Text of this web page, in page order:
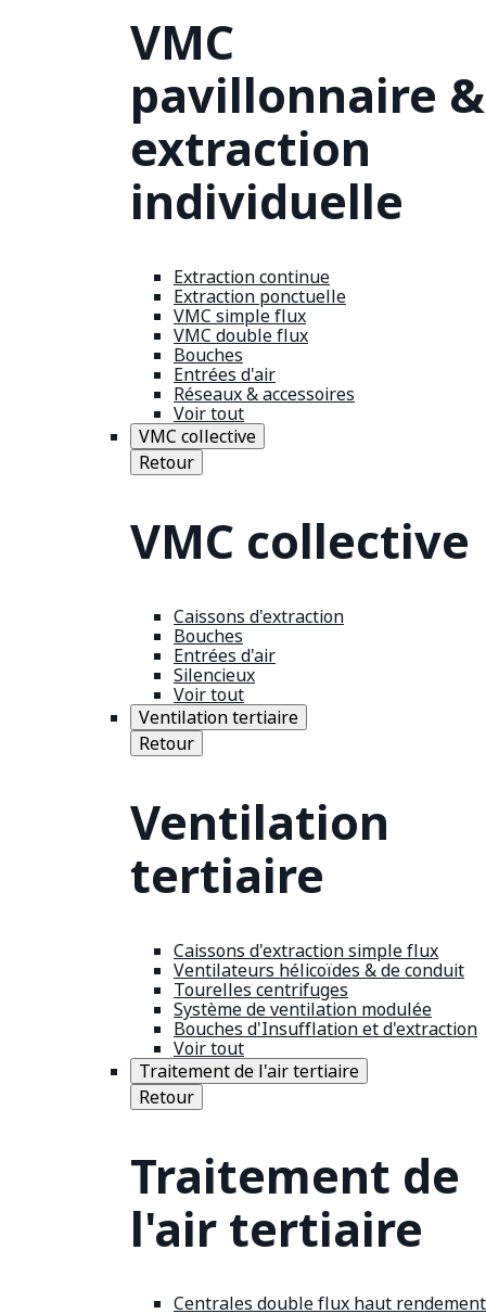
VMC
pavillonnaire &
extraction
individuelle
Extraction continue
Extraction ponctuelle
VMC simple flux
VMC double flux
Bouches
Entrées d'air
Réseaux & accessoires
Voir tout
VMC collective
Retour
VMC collective
Caissons d'extraction
Bouches
Entrées d'air
Silencieux
Voir tout
Ventilation tertiaire
Retour
Ventilation
tertiaire
Caissons d'extraction simple flux
Ventilateurs hélicoïdes & de conduit
Tourelles centrifuges
Système de ventilation modulée
Bouches d'Insufflation et d'extraction
Voir tout
Traitement de l'air tertiaire
Retour
Traitement de
l'air tertiaire
Centrales double flux haut rendement